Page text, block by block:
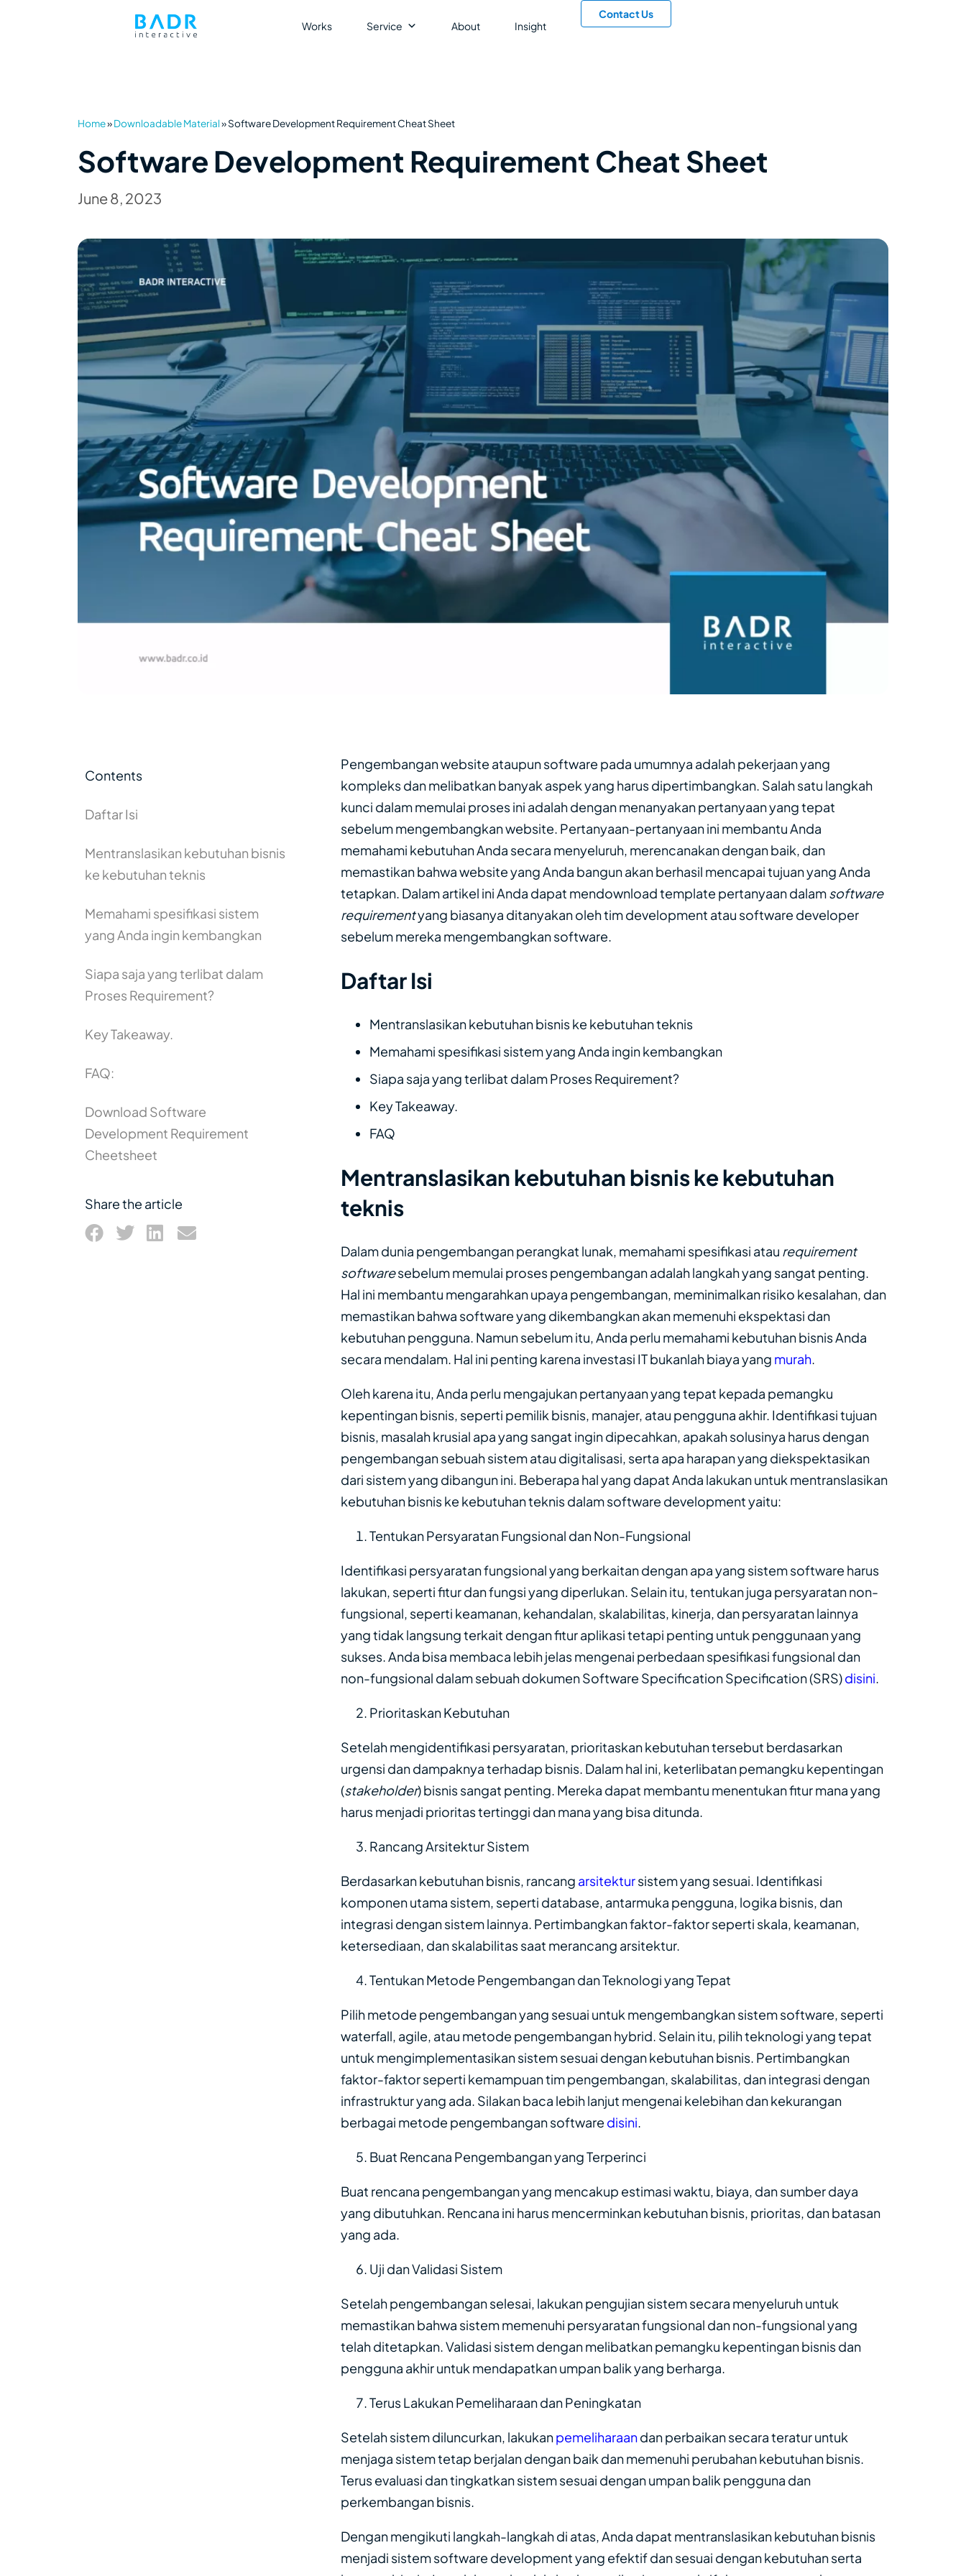
Works Service About Insight
Contact Us
Home»Downloadable Material»Software Development Requirement Cheat Sheet
Software Development Requirement Cheat Sheet
June 8, 2023
Contents
Daftar Isi
Mentranslasikan kebutuhan bisnis
ke kebutuhan teknis
Memahami spesifikasi sistem
yang Anda ingin kembangkan
Siapa saja yang terlibat dalam
Proses Requirement?
Key Takeaway.
FAQ:
Download Software
Development Requirement
Cheetsheet
Share the article
Pengembangan website ataupun software pada umumnya adalah pekerjaan yang
kompleks dan melibatkan banyak aspek yang harus dipertimbangkan. Salah satu langkah
kunci dalam memulai proses ini adalah dengan menanyakan pertanyaan yang tepat
sebelum mengembangkan website. Pertanyaan-pertanyaan ini membantu Anda
memahami kebutuhan Anda secara menyeluruh, merencanakan dengan baik, dan
memastikan bahwa website yang Anda bangun akan berhasil mencapai tujuan yang Anda
tetapkan. Dalam artikel ini Anda dapat mendownload template pertanyaan dalamsoftware
requirementyang biasanya ditanyakan oleh tim development atau software developer
sebelum mereka mengembangkan software.
Daftar Isi
Mentranslasikan kebutuhan bisnis ke kebutuhan teknis
Memahami spesifikasi sistem yang Anda ingin kembangkan
Siapa saja yang terlibat dalam Proses Requirement?
Key Takeaway.
FAQ
Mentranslasikan kebutuhan bisnis ke kebutuhan
teknis
Dalam dunia pengembangan perangkat lunak, memahami spesifikasi atau requirement
softwaresebelum memulai proses pengembangan adalah langkah yang sangat penting.
Hal ini membantu mengarahkan upaya pengembangan, meminimalkan risiko kesalahan, dan
memastikan bahwa software yang dikembangkan akan memenuhi ekspektasi dan
kebutuhan pengguna. Namun sebelum itu, Anda perlu memahami kebutuhan bisnis Anda
secara mendalam. Hal ini penting karena investasi IT bukanlah biaya yang murah.
Oleh karena itu, Anda perlu mengajukan pertanyaan yang tepat kepada pemangku
kepentingan bisnis, seperti pemilik bisnis, manajer, atau pengguna akhir. Identifikasi tujuan
bisnis, masalah krusial apa yang sangat ingin dipecahkan, apakah solusinya harus dengan
pengembangan sebuah sistem atau digitalisasi, serta apa harapan yang diekspektasikan
dari sistem yang dibangun ini. Beberapa hal yang dapat Anda lakukan untuk mentranslasikan
kebutuhan bisnis ke kebutuhan teknis dalam software development yaitu:
Tentukan Persyaratan Fungsional dan Non-Fungsional
Identifikasi persyaratan fungsional yang berkaitan dengan apa yang sistem software harus
lakukan, seperti fitur dan fungsi yang diperlukan. Selain itu, tentukan juga persyaratan non-
fungsional, seperti keamanan, kehandalan, skalabilitas, kinerja, dan persyaratan lainnya
yang tidak langsung terkait dengan fitur aplikasi tetapi penting untuk penggunaan yang
sukses. Anda bisa membaca lebih jelas mengenai perbedaan spesifikasi fungsional dan
non-fungsional dalam sebuah dokumen Software Specification Specification (SRS)disini.
Prioritaskan Kebutuhan
Setelah mengidentifikasi persyaratan, prioritaskan kebutuhan tersebut berdasarkan
urgensi dan dampaknya terhadap bisnis. Dalam hal ini, keterlibatan pemangku kepentingan
(stakeholder) bisnis sangat penting. Mereka dapat membantu menentukan fitur mana yang
harus menjadi prioritas tertinggi dan mana yang bisa ditunda.
Rancang Arsitektur Sistem
Berdasarkan kebutuhan bisnis, rancang arsitektursistem yang sesuai. Identifikasi
komponen utama sistem, seperti database, antarmuka pengguna, logika bisnis, dan
integrasi dengan sistem lainnya. Pertimbangkan faktor-faktor seperti skala, keamanan,
ketersediaan, dan skalabilitas saat merancang arsitektur.
Tentukan Metode Pengembangan dan Teknologi yang Tepat
Pilih metode pengembangan yang sesuai untuk mengembangkan sistem software, seperti
waterfall, agile, atau metode pengembangan hybrid. Selain itu, pilih teknologi yang tepat
untuk mengimplementasikan sistem sesuai dengan kebutuhan bisnis. Pertimbangkan
faktor-faktor seperti kemampuan tim pengembangan, skalabilitas, dan integrasi dengan
infrastruktur yang ada. Silakan baca lebih lanjut mengenai kelebihan dan kekurangan
berbagai metode pengembangan software disini.
Buat Rencana Pengembangan yang Terperinci
Buat rencana pengembangan yang mencakup estimasi waktu, biaya, dan sumber daya
yang dibutuhkan. Rencana ini harus mencerminkan kebutuhan bisnis, prioritas, dan batasan
yang ada.
Uji dan Validasi Sistem
Setelah pengembangan selesai, lakukan pengujian sistem secara menyeluruh untuk
memastikan bahwa sistem memenuhi persyaratan fungsional dan non-fungsional yang
telah ditetapkan. Validasi sistem dengan melibatkan pemangku kepentingan bisnis dan
pengguna akhir untuk mendapatkan umpan balik yang berharga.
Terus Lakukan Pemeliharaan dan Peningkatan
Setelah sistem diluncurkan, lakukanpemeliharaandan perbaikan secara teratur untuk
menjaga sistem tetap berjalan dengan baik dan memenuhi perubahan kebutuhan bisnis.
Terus evaluasi dan tingkatkan sistem sesuai dengan umpan balik pengguna dan
perkembangan bisnis.
Dengan mengikuti langkah-langkah di atas, Anda dapat mentranslasikan kebutuhan bisnis
menjadi sistem software development yang efektif dan sesuai dengan kebutuhan serta